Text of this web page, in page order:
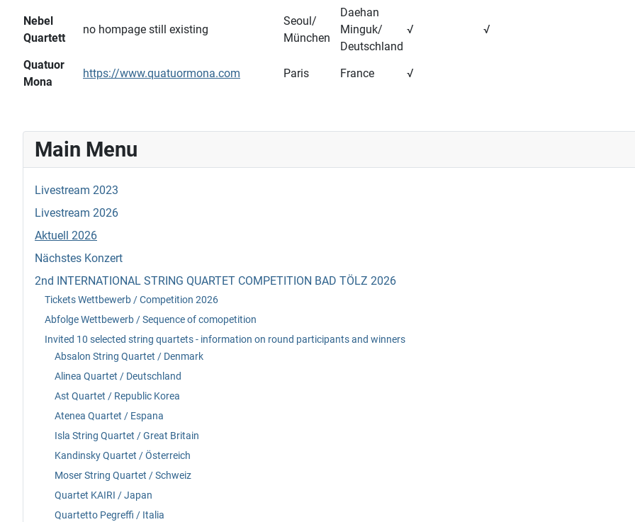
Nebel
Quartett
no hompage still existing
Seoul/
München
Daehan
Minguk/
Deutschland
√ √
Quatuor
Mona
https://www.quatuormona.com Paris France √
Main Menu
Livestream 2023
Livestream 2026
Aktuell 2026
Nächstes Konzert
2nd INTERNATIONAL STRING QUARTET COMPETITION BAD TÖLZ 2026
Tickets Wettbewerb / Competition 2026
Abfolge Wettbewerb / Sequence of comopetition
Invited 10 selected string quartets - information on round participants and winners
Absalon String Quartet / Denmark
Alinea Quartet / Deutschland
Ast Quartet / Republic Korea
Atenea Quartet / Espana
Isla String Quartet / Great Britain
Kandinsky Quartet / Österreich
Moser String Quartet / Schweiz
Quartet KAIRI / Japan
Quartetto Pegreffi / Italia